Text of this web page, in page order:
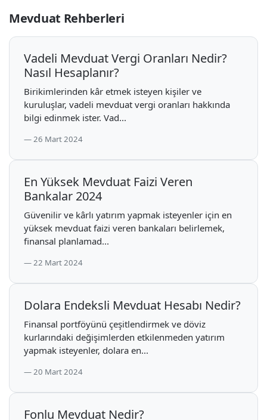
Mevduat Rehberleri
Vadeli Mevduat Vergi Oranları Nedir?
Nasıl Hesaplanır?
Birikimlerinden kâr etmek isteyen kişiler ve
kuruluşlar, vadeli mevduat vergi oranları hakkında
bilgi edinmek ister. Vad...
26 Mart 2024
En Yüksek Mevduat Faizi Veren
Bankalar 2024
Güvenilir ve kârlı yatırım yapmak isteyenler için en
yüksek mevduat faizi veren bankaları belirlemek,
finansal planlamad...
22 Mart 2024
Dolara Endeksli Mevduat Hesabı Nedir?
Finansal portföyünü çeşitlendirmek ve döviz
kurlarındaki değişimlerden etkilenmeden yatırım
yapmak isteyenler, dolara en...
20 Mart 2024
Fonlu Mevduat Nedir?